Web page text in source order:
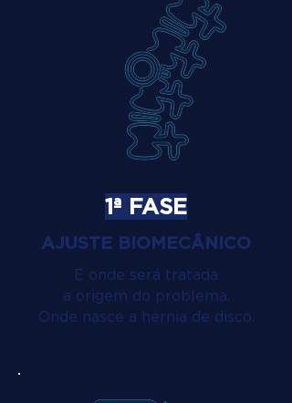
1ª FASE
AJUSTE BIOMECÂNICO
É onde será tratada
a origem do problema.
Onde nasce a hérnia de disco.